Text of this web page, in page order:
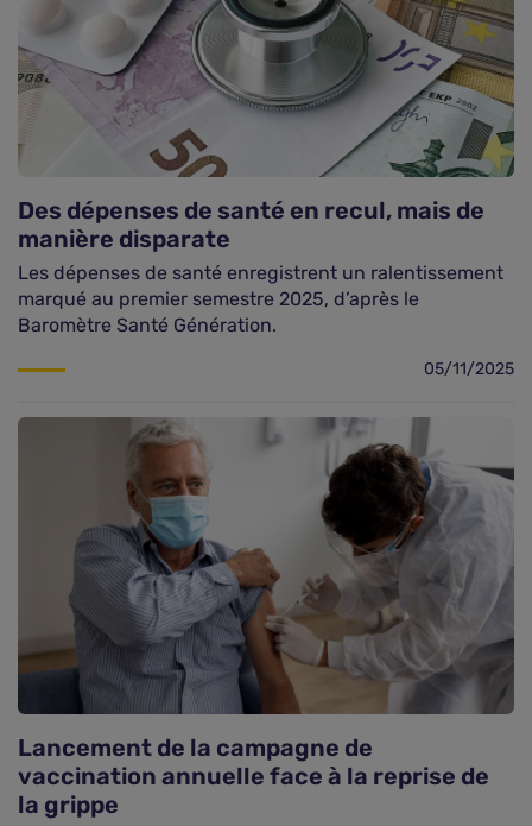
Des dépenses de santé en recul, mais de
manière disparate
Les dépenses de santé enregistrent un ralentissement
marqué au premier semestre 2025, d’après le
Baromètre Santé Génération.
05/11/2025
Lancement de la campagne de
vaccination annuelle face à la reprise de
la grippe